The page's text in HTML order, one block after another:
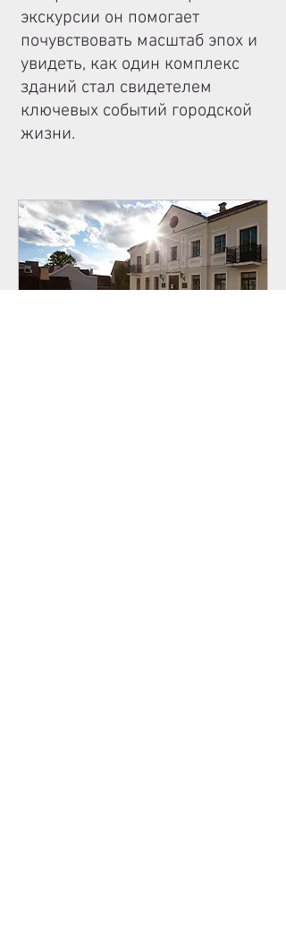
экскурсии он помогает
почувствовать масштаб эпох и
увидеть, как один комплекс
зданий стал свидетелем
ключевых событий городской
жизни.